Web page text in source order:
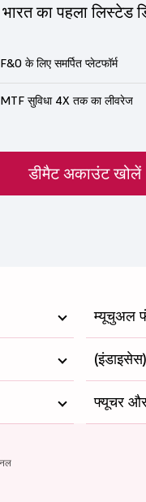
भारत का पहला लिस्टेड
F&O के लिए समर्पित प्लेटफॉर्म
MTF सुविधा 4X तक का लीवरेज
डीमैट अकाउंट खोलें
म्यूचुअल
(इंडाइसेस)
फ्यूचर